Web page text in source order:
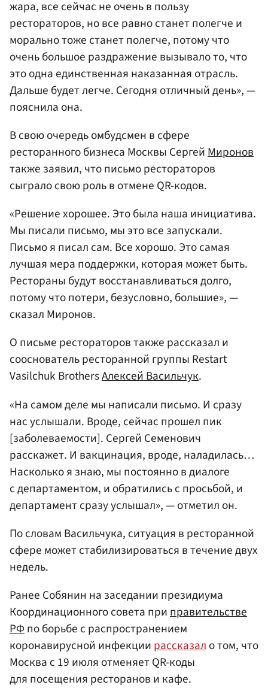
жара, все сейчас не очень в пользу
рестораторов, но все равно станет полегче и
морально тоже станет полегче, потому что
очень большое раздражение вызывало то, что
это одна единственная наказанная отрасль.
Дальше будет легче. Сегодня отличный день», —
пояснила она.
В свою очередь омбудсмен в сфере
ресторанного бизнеса Москвы СергейМиронов
также заявил, что письмо рестораторов
сыграло свою роль в отмене QR-кодов.
«Решение хорошее. Это была наша инициатива.
Мы писали письмо, мы это все запускали.
Письмо я писал сам. Все хорошо. Это самая
лучшая мера поддержки, которая может быть.
Рестораны будут восстанавливаться долго,
потому что потери, безусловно, большие», —
сказал Миронов.
О письме рестораторов также рассказал и
сооснователь ресторанной группы Restart
Vasilchuk BrothersАлексей Васильчук.
«На самом деле мы написали письмо. И сразу
нас услышали. Вроде, сейчас прошел пик
[заболеваемости]. Сергей Семенович
расскажет. И вакцинация, вроде, наладилась…
Насколько я знаю, мы постоянно в диалоге
с департаментом, и обратились с просьбой, и
департамент сразу услышал», — отметил он.
По словам Васильчука, ситуация в ресторанной
сфере может стабилизироваться в течение двух
недель.
Ранее Собянин на заседании президиума
Координационного совета приправительстве
РФпо борьбе с распространением
коронавирусной инфекции рассказало том, что
Москва с 19 июля отменяет QR-коды
для посещения ресторанов и кафе.